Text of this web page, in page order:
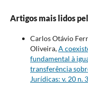
Artigos mais lidos
Carlos Otávio
Oliveira,A
fundamental à
transferência
Jurídicas: v. 20 n.